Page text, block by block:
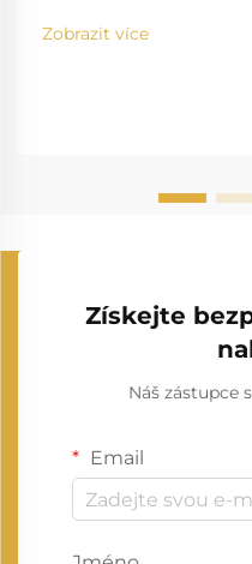
Zobrazit více
Získejte
Náš zástupce
Email